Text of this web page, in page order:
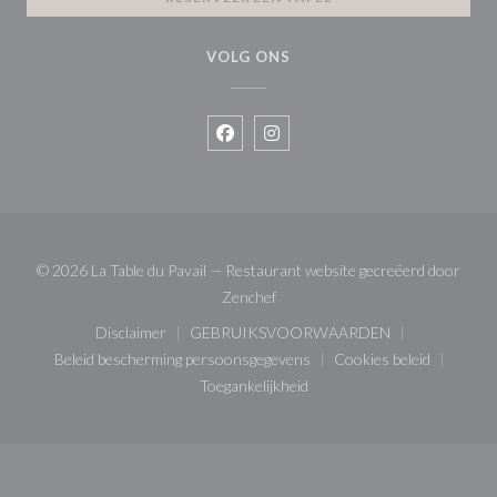
VOLG ONS
Facebook ((opent in een nieuw
Instagram ((opent in een
© 2026 La Table du Pavail — Restaurant website gecreëerd door
Zenchef((opent in een nieuw venster))
Disclaimer
((opent in een nieuw venster))
GEBRUIKSVOORWAARDEN
((opent in een nieuw venster))
Beleid bescherming persoonsgegevens
((opent in een nieuw venster))
Cookies beleid
((opent in een
Toegankelijkheid
((opent in een nieuw venster))